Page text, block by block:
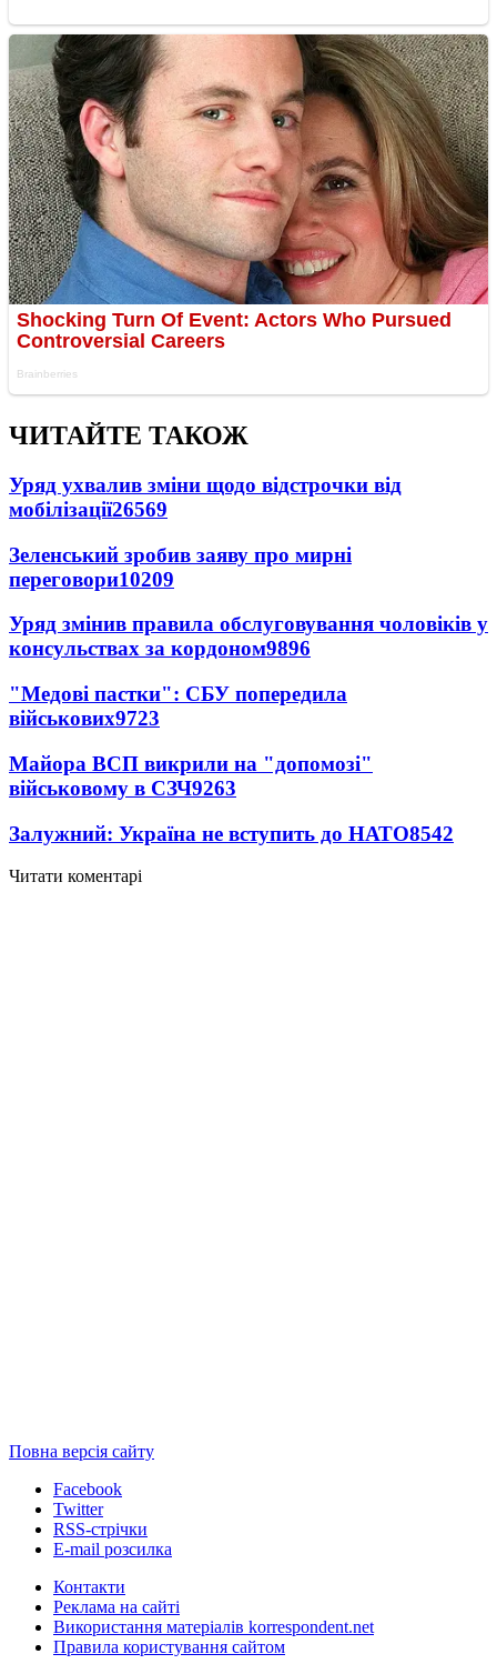
ЧИТАЙТЕ ТАКОЖ
Уряд ухвалив зміни щодо відстрочки від
мобілізації26569
Зеленський зробив заяву про мирні
переговори10209
Уряд змінив правила обслуговування чоловіків у
консульствах за кордоном9896
"Медові пастки": СБУ попередила
військових9723
Майора ВСП викрили на "допомозі"
військовому в СЗЧ9263
Залужний: Україна не вступить до НАТО8542
Читати коментарі
Повна версія сайту
Facebook
Twitter
RSS-стрічки
E-mail розсилка
Контакти
Реклама на сайті
Використання матеріалів korrespondent.net
Правила користування сайтом